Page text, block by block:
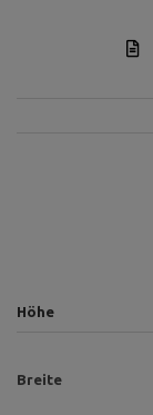
Höhe
Breite